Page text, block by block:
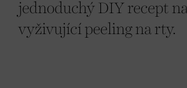
jednoduchý DIY recept na
vyživující peeling na rty.